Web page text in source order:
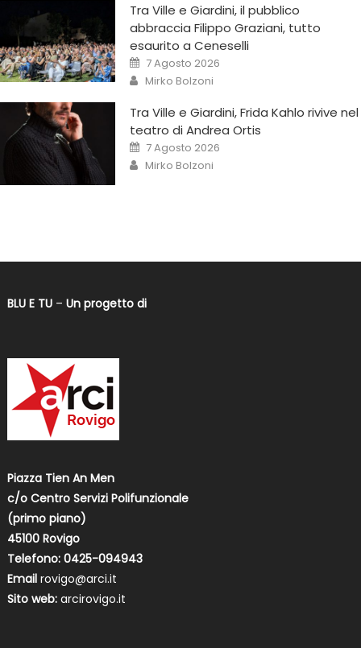
Tra Ville e Giardini, il pubblico
abbraccia Filippo Graziani, tutto
esaurito a Ceneselli
7 Agosto 2026
Mirko Bolzoni
Tra Ville e Giardini, Frida Kahlo rivive nel
teatro di Andrea Ortis
7 Agosto 2026
Mirko Bolzoni
BLU E TU– Un progetto di
Piazza Tien An Men
c/o Centro Servizi Polifunzionale
(primo piano)
45100 Rovigo
Telefono: 0425-094943
Email rovigo@arci.it
Sito web: arcirovigo.it